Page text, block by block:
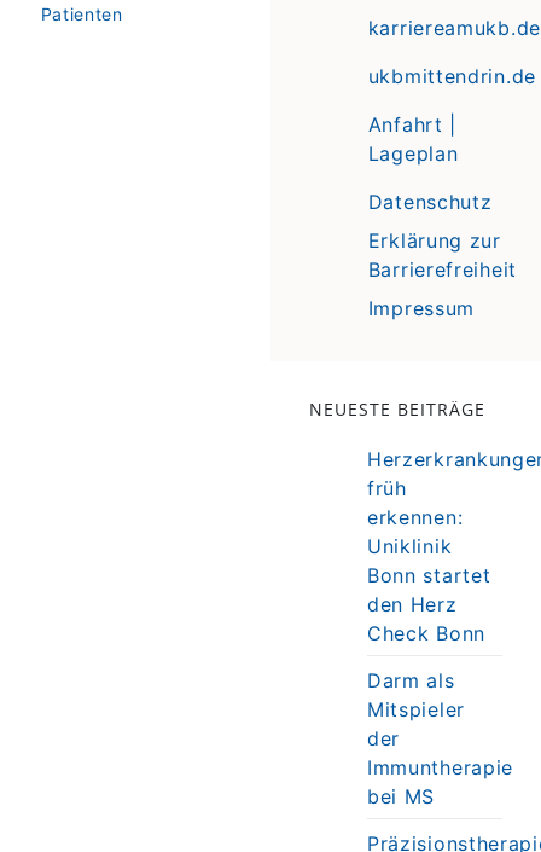
Patienten
karriereamukb.de
ukbmittendrin.de
Anfahrt |
Lageplan
Datenschutz
Erklärung zur
Barrierefreiheit
Impressum
NEUESTE BEITRÄGE
früh
erkennen:
Uniklinik
Bonn startet
den Herz
Check Bonn
Darm als
Mitspieler
der
Immuntherapie
bei MS